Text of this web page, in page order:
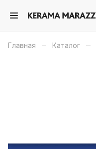
Главная – Каталог –